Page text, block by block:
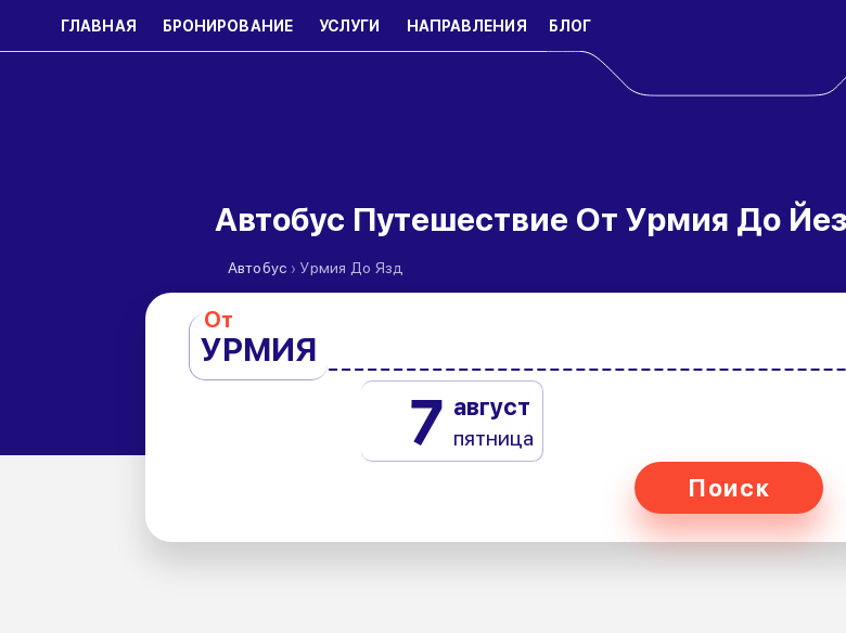
ГЛАВНАЯ БРОНИРОВАНИЕ УСЛУГИ НАПРАВЛЕНИЯ БЛОГ
Автобус Путешествие От Урмия До
Автобус › Урмия До Язд
От
УРМИЯ
7 август
пятница
Поиск